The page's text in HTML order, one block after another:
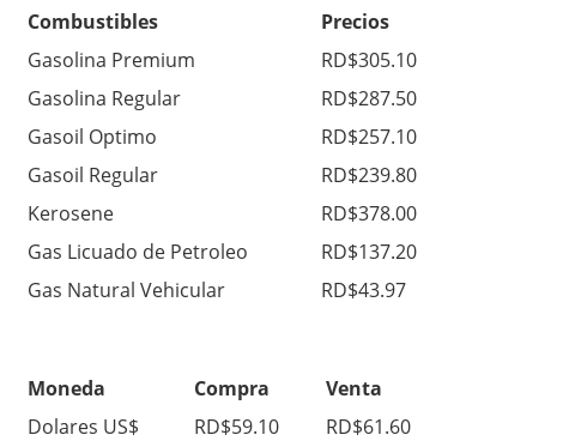
Combustibles
Precios
Gasolina Premium
RD$305.10
Gasolina Regular
RD$287.50
Gasoil Optimo
RD$257.10
Gasoil Regular
RD$239.80
Kerosene
RD$378.00
Gas Licuado de Petroleo
RD$137.20
Gas Natural Vehicular
RD$43.97
Moneda Compra
Venta
Dolares US$
RD$59.10
RD$61.60